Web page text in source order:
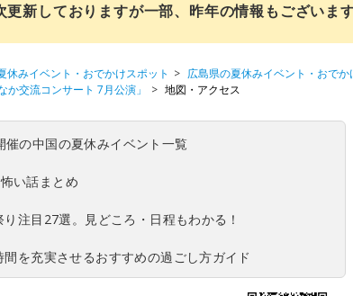
新しておりますが一部、昨年の情報もございま
休みイベント・おでかけスポット 広島県の夏休みイベント・おでか
交流コンサート 7月公演」
地図・アクセス
の中国の夏休みイベント一覧
い話まとめ
注目27選。見どころ・日程もわかる！
を充実させるおすすめの過ごし方ガイド